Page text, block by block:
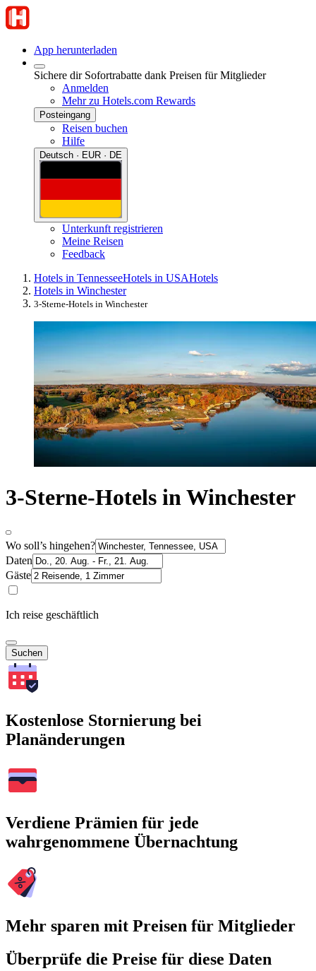
App herunterladen
Sichere dir Sofortrabatte dank Preisen für Mitglieder
Anmelden
Mehr zu Hotels.com Rewards
Posteingang
Reisen buchen
Hilfe
Deutsch · EUR · DE
Unterkunft registrieren
Meine Reisen
Feedback
Hotels in TennesseeHotels in USAHotels
Hotels in Winchester
3-Sterne-Hotels in Winchester
3-Sterne-Hotels in Winchester
Wo soll’s hingehen?
Daten
Gäste
Ich reise geschäftlich
Suchen
Kostenlose Stornierung bei
Planänderungen
Verdiene Prämien für jede
wahrgenommene Übernachtung
Mehr sparen mit Preisen für Mitglieder
Überprüfe die Preise für diese Daten